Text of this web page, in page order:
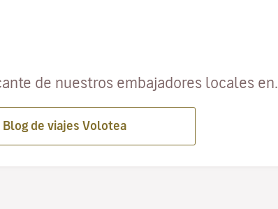
de nuestros embajadores locales en…
Blog de viajes Volotea